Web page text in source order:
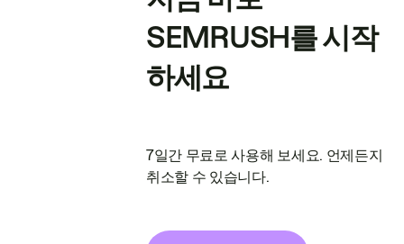
SEMRUSH를 시작
하세요
7일간 무료로 사용해 보세요. 언제든지
취소할 수 있습니다.